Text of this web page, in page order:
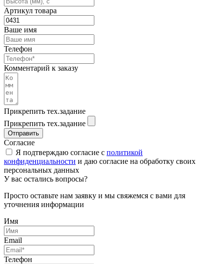
Артикул товара
Ваше имя
Телефон
Комментарий к заказу
Прикрепить тех.задание
Прикрепить тех.задание
Отправить
Согласие
Я подтверждаю согласие с политикой
конфиденциальности и даю согласие на обработку своих
персональных данных
У вас остались вопросы?
Просто оставьте нам заявку и мы свяжемся с вами для
уточнения информации
Имя
Email
Телефон